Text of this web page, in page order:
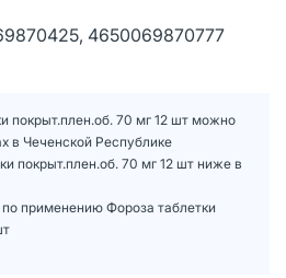
4650069870777
покрыт.плен.об. 70 мг 12 шт можно
в Чеченской Республике
покрыт.плен.об. 70 мг 12 шт ниже в
применению Фороза таблетки